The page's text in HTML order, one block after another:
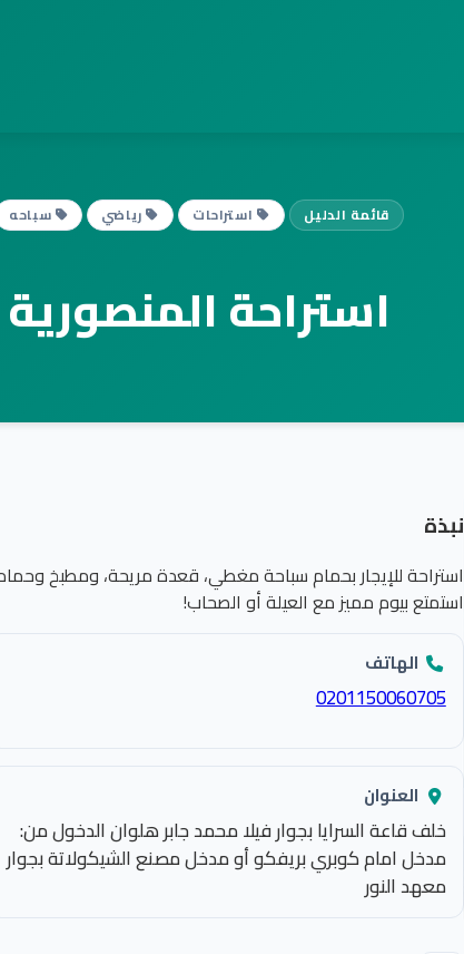
قائمة الدليل استراحات رياضي سباحه
استراحة المنصورية
نبذة
استراحة للإيجار بحمام سباحة مغطي، قعدة مريحة، ومطبخ
استمتع بيوم مميز مع العيلة أو الصحاب!
الهاتف
0201150060705
العنوان
خلف قاعة السرايا بجوار فيلا محمد جابر هلوان الدخول من:
مدخل امام كوبري بريفكو أو مدخل مصنع الشيكولاتة بجوار
معهد النور